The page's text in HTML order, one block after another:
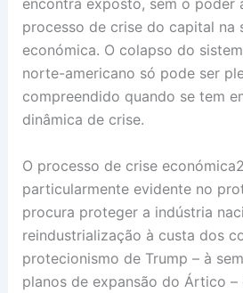
encontra exposto, sem o poder
processo de crise do capital na
económica. O colapso do
norte-americano só pode ser
compreendido quando se tem
dinâmica de crise.
O processo de crise
particularmente evidente no
procura proteger a indústria
reindustrialização à custa dos
protecionismo de Trump – à
planos de expansão do Ártico –